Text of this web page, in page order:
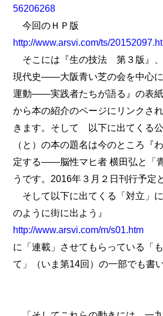
56206268
今回のＨＰ版
http://www.arsvi.com/ts/
そこには『生の技法 第３版』
現代史――大阪青い芝の会を中心
運動――実践者たちが語る』の表紙
から本の紹介のページにリンクさ
きます。そして 以下に出てくる
（と）の本の題名は今のところ『
定する――脳性マヒ者 横田弘と「
うです。2016年３月２日刊行予定
そして以下に出てくる「対立」
のように街に出よう』
http://www.arsvi.com/m/s01.htm
に「連載」させてもらっている「
て」（いま第14回）の一部でも書